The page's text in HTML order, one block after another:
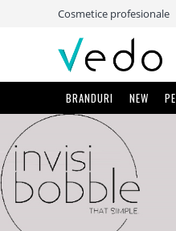
Cosmetice profesionale
BRANDURI NEW